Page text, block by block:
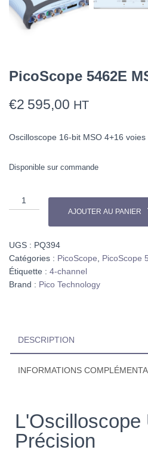
PicoScope 5462E
€2 595,00 HT
Oscilloscope 16-bit MSO 4+16
Disponible sur commande
AJOUTER AU PANIER
UGS : PQ394
Catégories : PicoScope PicoScope
Étiquette : 4-channel
Brand : Pico Technology
DESCRIPTION
INFORMATIONS
L'Oscilloscope
Précision